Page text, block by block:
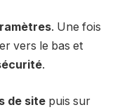
. Une fois
vers le bas et
.
de site puis sur